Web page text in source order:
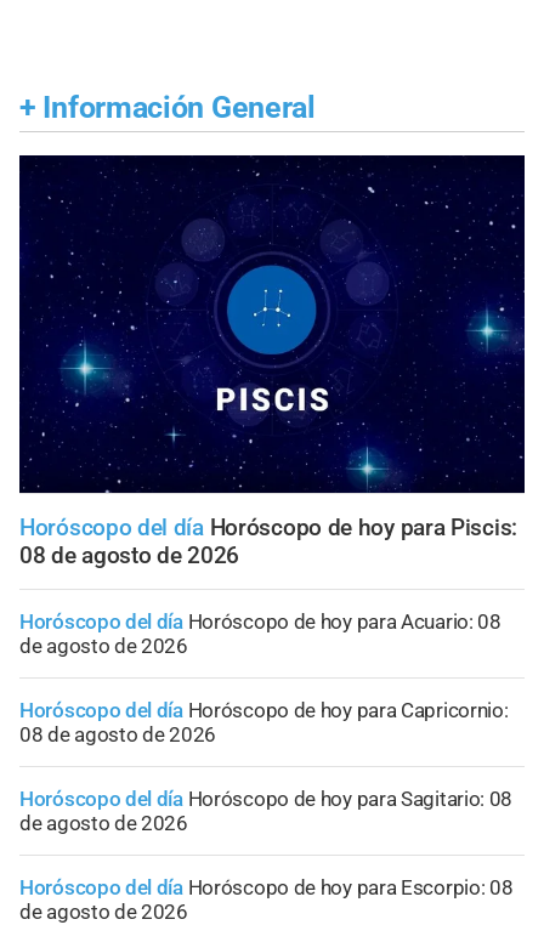
+ Información General
Horóscopo del día Horóscopo de hoy para Piscis:
08 de agosto de 2026
Horóscopo del día Horóscopo de hoy para Acuario: 08
de agosto de 2026
Horóscopo del día Horóscopo de hoy para Capricornio:
08 de agosto de 2026
Horóscopo del día Horóscopo de hoy para Sagitario: 08
de agosto de 2026
Horóscopo del día Horóscopo de hoy para Escorpio: 08
de agosto de 2026